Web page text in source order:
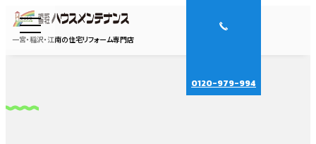
一宮・稲沢・江南の住宅リフォーム専門店
0120-979-994